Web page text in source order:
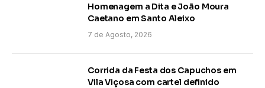
Homenagem a Dita e João Moura
Caetano em Santo Aleixo
7 de Agosto, 2026
Corrida da Festa dos Capuchos em
Vila Viçosa com cartel definido